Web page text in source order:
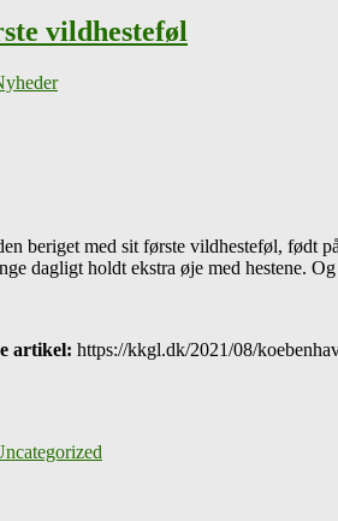
vildhesteføl
beriget med sit første vildhesteføl, født
dagligt holdt ekstra øje med hestene.
artikel: https://kkgl.dk/2021/08/